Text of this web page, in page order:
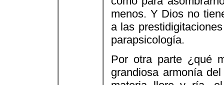
menos. Y Dios no
a las
parapsicología.
Por otra parte ¿qué
grandiosa armonía